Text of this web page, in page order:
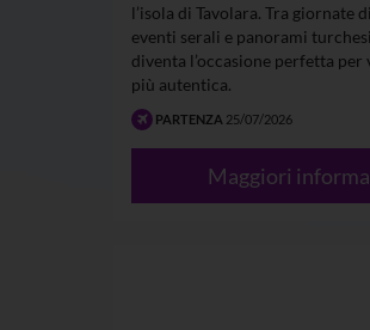
l’isola di Tavolara. Tra giornate
eventi serali e panorami
diventa l’occasione perfetta per
più autentica.
PARTENZA 25/07/2026
Maggiori